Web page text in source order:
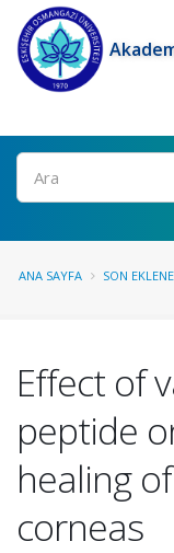
Ara
ANA SAYFA SON
Effect of
peptide
healing
corneas